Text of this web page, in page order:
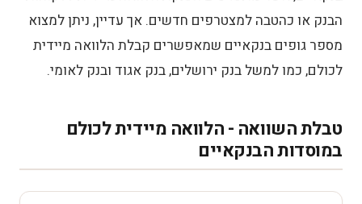
הבנק או כהטבה למצטרפים חדשים. אך עדיין, ניתן למצוא
מספר גופים בנקאיים שמאפשרים קבלת הלוואה מיידית
לכולם, כמו למשל בנק ירושלים, בנק אגוד ובנק לאומי.
טבלת השוואה - הלוואה מיידית לכולם
במוסדות הבנקאיים